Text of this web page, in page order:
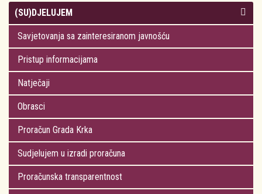
(SU)DJELUJEM
Savjetovanja sa zainteresiranom javnošću
Pristup informacijama
Natječaji
Obrasci
Proračun Grada Krka
Sudjelujem u izradi proračuna
Proračunska transparentnost